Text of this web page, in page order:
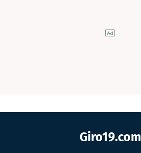
Giro19.com